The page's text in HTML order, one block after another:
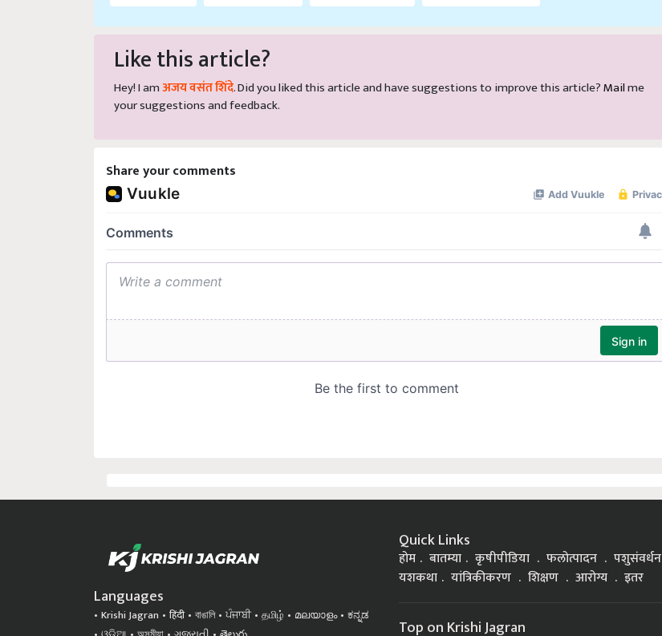
Like this article?
Hey! I am अजय वसंत शिंदे . Did you liked this article and have suggestions to improve this article? Mail
your suggestions and feedback.
Share your comments
Languages
Krishi Jagran हिंदी বাঙালি ਪੰਜਾਬੀ தமிழ் മലയാളം
ಕನ್ನಡ
ଓଡିଆ
অসমীয়া ગુજરાતી తెలుగు
Quick Links
होम बातम्या कृषीपीडिया फलोत्पादन पशुसंवर्धन
यशकथा
यांत्रिकीकरण शिक्षण आरोग्य इतर
Top on Krishi Jagran